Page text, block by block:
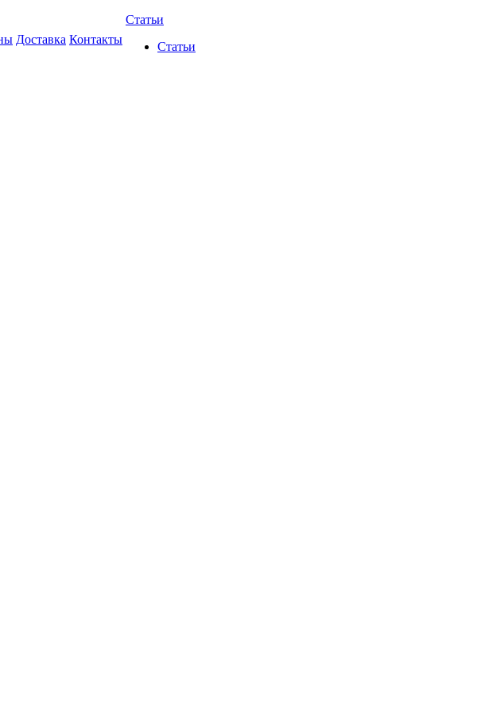
Доставка Контакты
Статьи
Статьи